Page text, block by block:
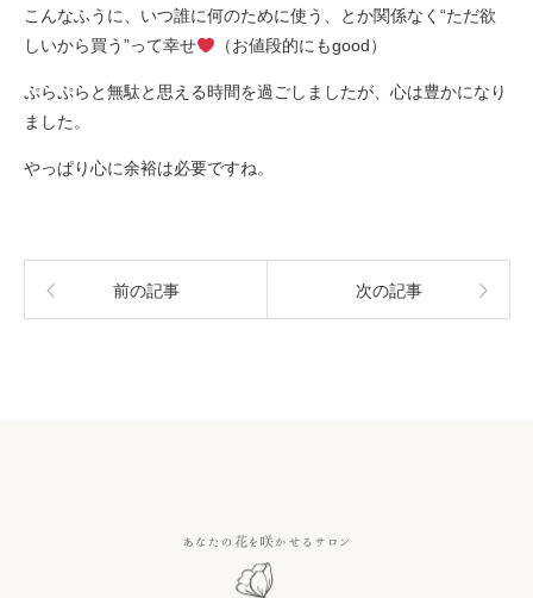
こんなふうに、いつ誰に何のために使う、とか関係なく“ただ欲
しいから買う”って幸せ
（お値段的にもgood）
ぷらぷらと無駄と思える時間を過ごしましたが、心は豊かになり
ました。
やっぱり心に余裕は必要ですね。
前の記事 次の記事